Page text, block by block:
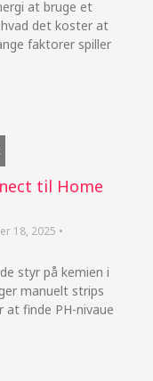
at bruge et
det koster at
faktorer spiller
til Home
18, 2025 •
styr på kemien i
manuelt strips
finde PH-nivaue